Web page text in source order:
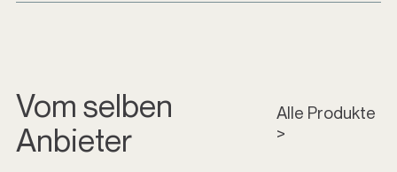
Vom selben
Anbieter
Alle Produkte
>